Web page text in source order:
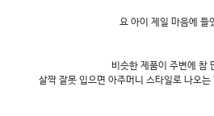
요 아이 제일 마음에 들
비슷한 제품이 주변에 참
살짝 잘못 입으면 아주머니 스타일로 나오